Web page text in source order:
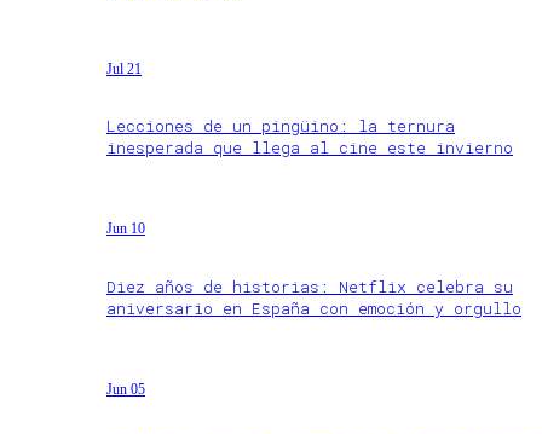
Jul 21
Lecciones de un pingüino: la ternura
inesperada que llega al cine este invierno
Jun 10
Diez años de historias: Netflix celebra su
aniversario en España con emoción y orgullo
Jun 05